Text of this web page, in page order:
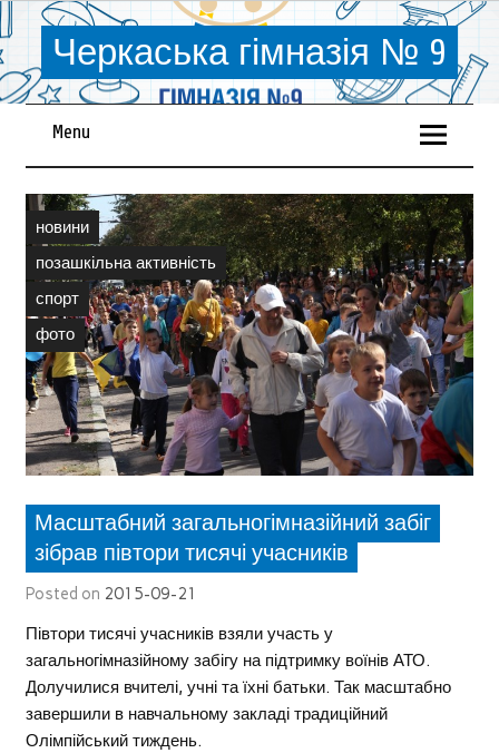
Черкаська гімназія № 9
Menu
новини
позашкільна активність
спорт
фото
Масштабний загальногімназійний забіг
зібрав півтори тисячі учасників
Posted on 2015-09-21
Півтори тисячі учасників взяли участь у
загальногімназійному забігу на підтримку воїнів АТО.
Долучилися вчителі, учні та їхні батьки. Так масштабно
завершили в навчальному закладі традиційний
Олімпійський тиждень.